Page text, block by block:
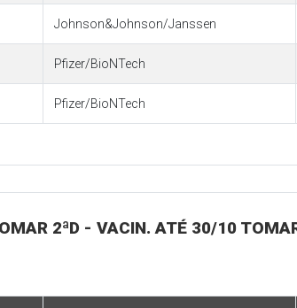
Johnson&Johnson/Janssen
Pfizer/BioNTech
Pfizer/BioNTech
2ªD - VACIN. ATÉ 30/10